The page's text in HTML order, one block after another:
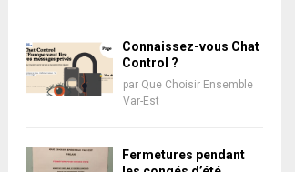
Connaissez-vous Chat
Control ?
par Que Choisir Ensemble
Var-Est
Fermetures pendant